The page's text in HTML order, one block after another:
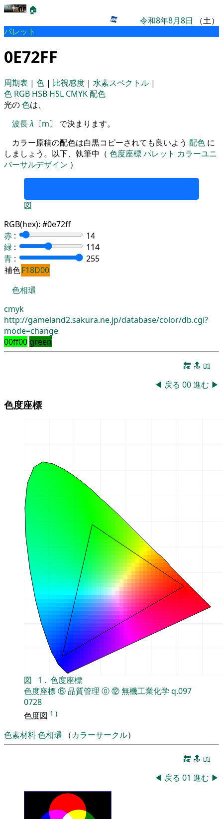
🏠
令和8年8月8日 （土）
パレット
0E72FF
周期表 | 色 | 比視感度 | 水素スペクトル |
色 RGB HSB HSL CMYK配色
光の色は、
波長λ 〔m〕 で決まります。
カラー原稿の配色は白黒コピーされても良いよう 配色 に
しましょう。以下、執筆中（ 色度座標パレット カラーユニ
バーサルデザイン ）
図
RGB(hex): #0e72ff
赤 :
14
緑 :
114
青 :
255
補色F18D00
色相環
cmyk
http://gameland2.sakura.ne.jp/database/color/db.cgi?
mode=change
00ff00 green
🔚 🔝 📖
◀ 戻る 00進む ▶
色度座標
図 1 . 色度座標
色度座標⑧品質管理 ⓪⑫無機工業化学 q.097
0728
色度図 1 )
色素材料色相環 （カラーサークル）
🔚 🔝 📖
◀ 戻る 01 進む ▶